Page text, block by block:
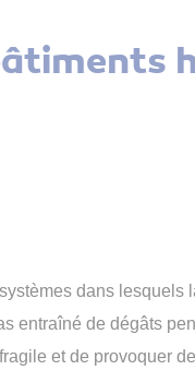
dans
entraîné de dégâts
et de provoquer